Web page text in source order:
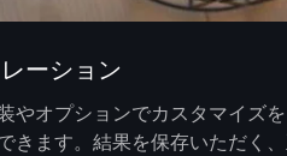
ーション
やオプションでカスタマイズ
きます。結果を保存いただく